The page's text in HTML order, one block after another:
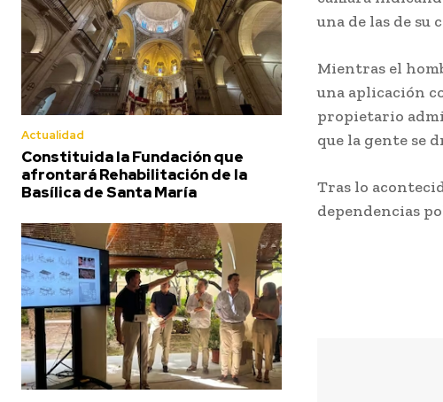
Actualidad
Constituida la Fundación que
afrontará Rehabilitación de la
Basílica de Santa María
una de las de su
Mientras el
una aplicación
propietario
que la gente se
Tras lo
dependencias